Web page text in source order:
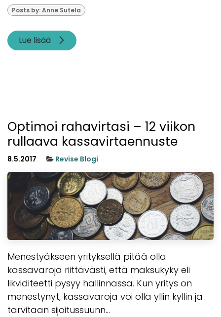
Posts by: Anne Sutela
Lue lisää
Optimoi rahavirtasi – 12 viikon
rullaava kassavirtaennuste
8.5.2017 Revise Blogi
Menestyäkseen yrityksellä pitää olla
kassavaroja riittävästi, että maksukyky eli
likviditeetti pysyy hallinnassa. Kun yritys on
menestynyt, kassavaroja voi olla yllin kyllin ja
tarvitaan sijoitussuunn...